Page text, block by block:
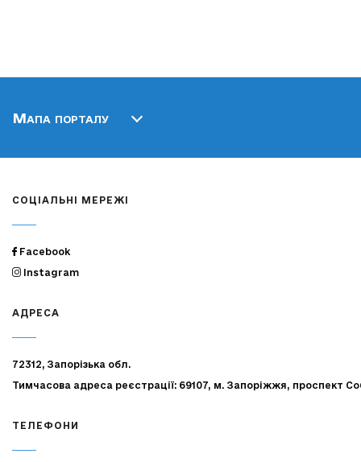
Мапа порталу
СОЦІАЛЬНІ МЕРЕЖІ
Facebook
Instagram
АДРЕСА
72312, Запорізька обл.
Тимчасова адреса реєстрації: 69107, м. Запоріжжя, проспект
ТЕЛЕФОНИ